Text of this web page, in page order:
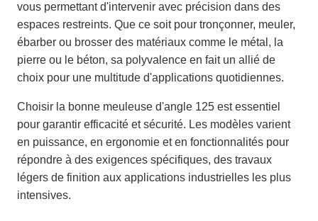
vous permettant d'intervenir avec précision dans des
espaces restreints. Que ce soit pour tronçonner, meuler,
ébarber ou brosser des matériaux comme le métal, la
pierre ou le béton, sa polyvalence en fait un allié de
choix pour une multitude d'applications quotidiennes.
Choisir la bonne meuleuse d'angle 125 est essentiel
pour garantir efficacité et sécurité. Les modèles varient
en puissance, en ergonomie et en fonctionnalités pour
répondre à des exigences spécifiques, des travaux
légers de finition aux applications industrielles les plus
intensives.